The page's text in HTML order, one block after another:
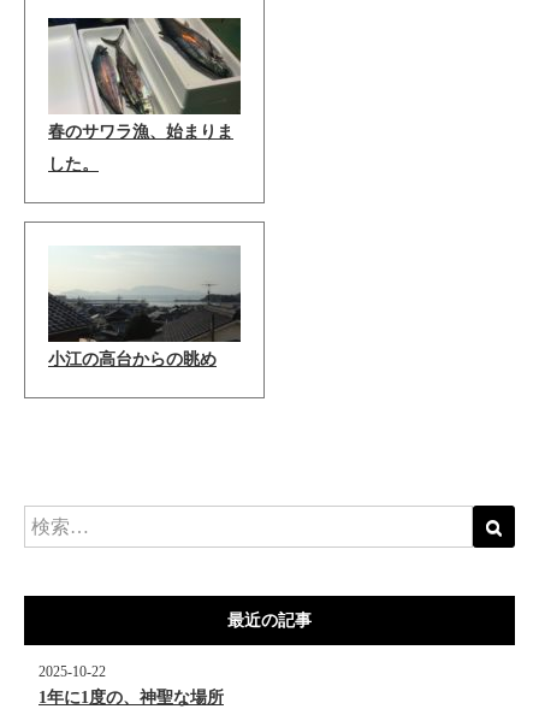
春のサワラ漁、始まりま
した。
小江の高台からの眺め
最近の記事
2025-10-22
1年に1度の、神聖な場所